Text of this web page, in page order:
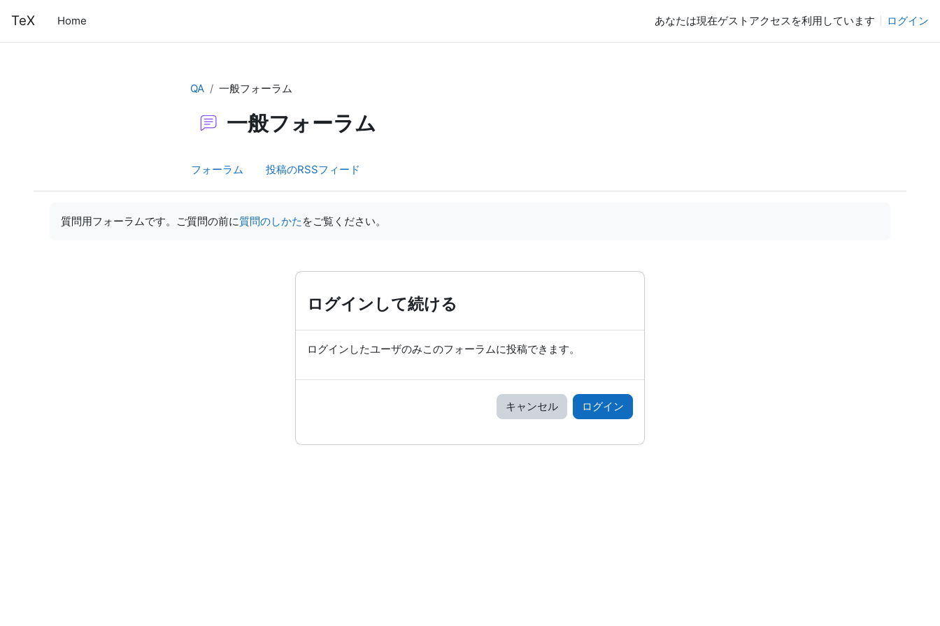
TeX Home あなたは現在ゲストアクセスを利用しています ログイン
QA 一般フォーラム
一般フォーラム
フォーラム 投稿のRSSフィード
質問用フォーラムです。ご質問の前に質問のしかた をご覧ください。
ログインして続ける
ログインしたユーザのみこのフォーラムに投稿できます。
キャンセル ログイン